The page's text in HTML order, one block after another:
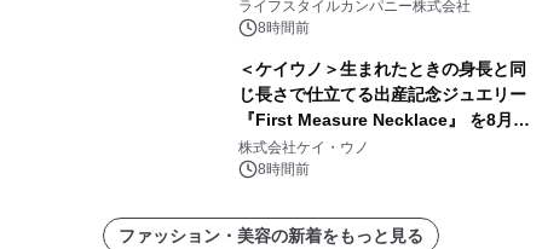
い、ポップでキュートなコレクショ
ン。
ライフスタイルカンパニー株式会社
8時間前
＜ケイウノ＞生まれたときの身長と同
じ長さで仕立てる出産記念ジュエリー
『First Measure Necklace』 を8月14
日(金)に発売
株式会社ケイ・ウノ
8時間前
ファッション・美容の新着をもっと見る